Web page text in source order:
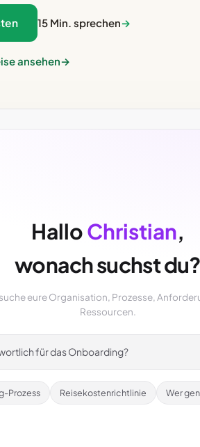
15 Min. sprechen→
ansehen→
HalloChristian,
wonach suchst du?
eure Organisation, Prozesse,
Ressourcen.
für das Onboarding?
Prozess Reisekostenrichtlinie Wer